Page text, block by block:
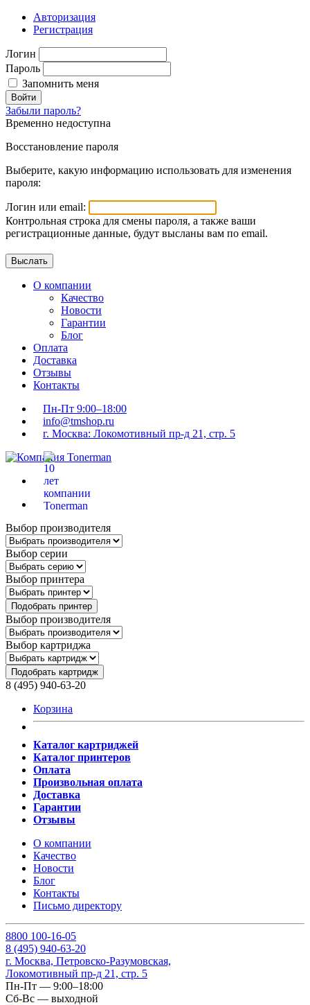
Авторизация
Регистрация
Логин
Пароль
Запомнить меня
Войти
Забыли пароль?
Временно недоступна
Восстановление пароля
Выберите, какую информацию использовать для изменения
пароля:
Логин или email:
Контрольная строка для смены пароля, а также ваши
регистрационные данные, будут высланы вам по email.
О компании
Качество
Новости
Гарантии
Блог
Оплата
Доставка
Отзывы
Контакты
Пн-Пт 9:00–18:00
info@tmshop.ru
г. Москва: Локомотивный пр-д 21, стр. 5
Выбор производителя
Выбор серии
Выбор принтера
Подобрать принтер
Выбор производителя
Выбор картриджа
Подобрать картридж
8 (495) 940-63-20
Корзина
Каталог картриджей
Каталог принтеров
Оплата
Произвольная оплата
Доставка
Гарантии
Отзывы
О компании
Качество
Новости
Блог
Контакты
Письмо директору
8800 100-16-05
8 (495) 940-63-20
г. Москва, Петровско-Разумовская,
Локомотивный пр-д 21, стр. 5
Пн-Пт — 9:00–18:00
Сб-Вс — выходной